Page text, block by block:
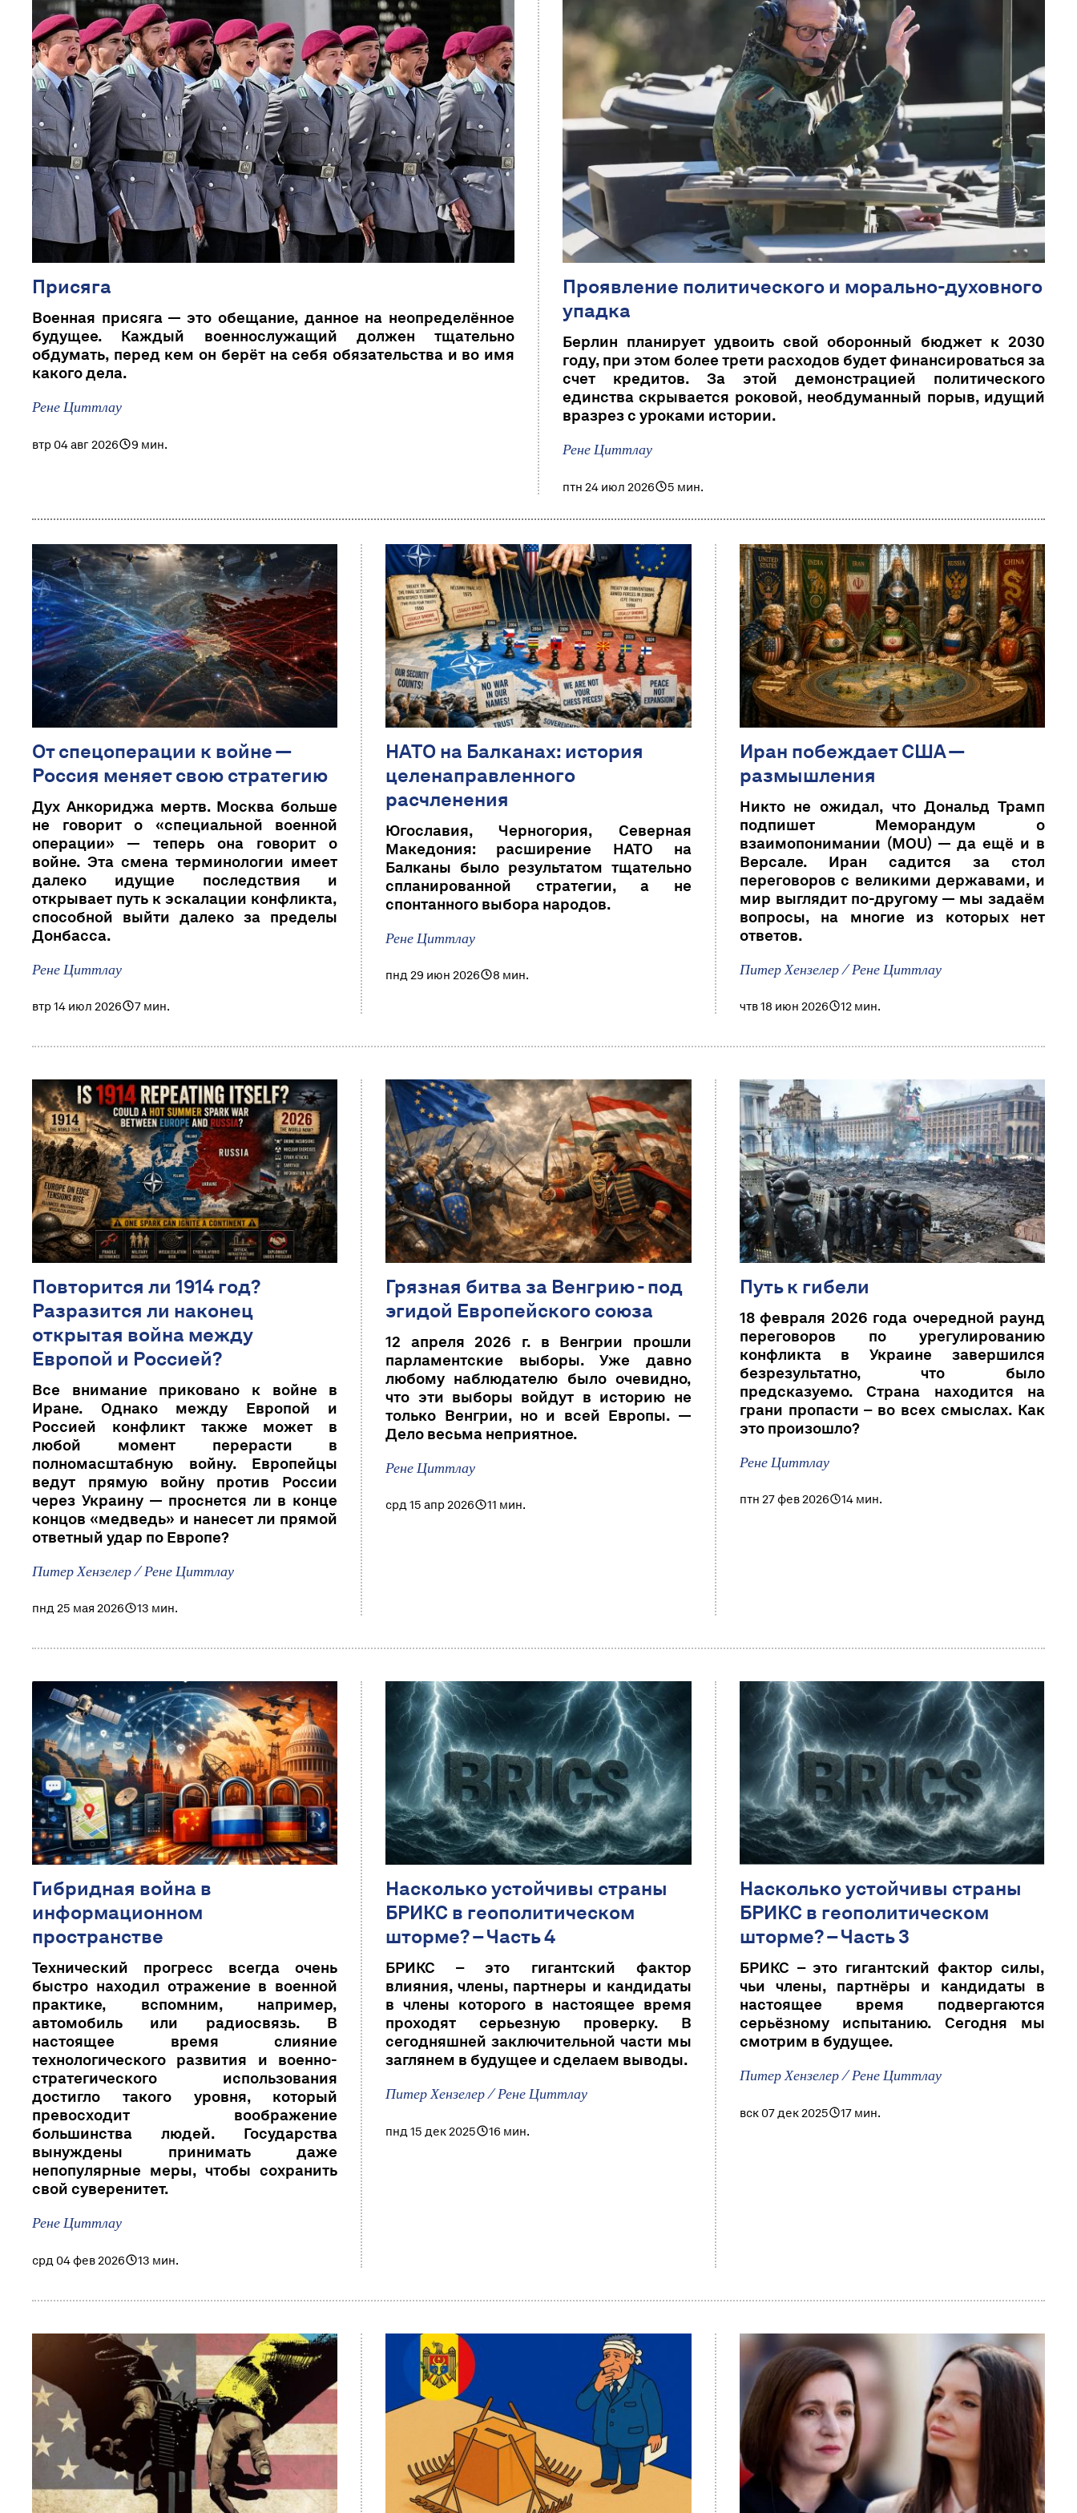
Присяга
Военная присяга — это обещание, данное на неопределённое
будущее. Каждый военнослужащий должен тщательно
обдумать, перед кем он берёт на себя обязательства и во имя
какого дела.
Рене Циттлау
втр 04 авг 2026 9 мин.
Проявление политического и морально-духовного
упадка
Берлин планирует удвоить свой оборонный бюджет к 2030
году, при этом более трети расходов будет финансироваться за
счет кредитов. За этой демонстрацией политического
единства скрывается роковой, необдуманный порыв, идущий
вразрез с уроками истории.
Рене Циттлау
птн 24 июл 2026 5 мин.
От спецоперации к войне —
Россия меняет свою стратегию
Дух Анкориджа мертв. Москва больше
не говорит о «специальной военной
операции» — теперь она говорит о
войне. Эта смена терминологии имеет
далеко идущие последствия и
открывает путь к эскалации конфликта,
способной выйти далеко за пределы
Донбасса.
Рене Циттлау
втр 14 июл 2026 7 мин.
НАТО на Балканах: история
целенаправленного
расчленения
Югославия, Черногория, Северная
Македония: расширение НАТО на
Балканы было результатом тщательно
спланированной стратегии, а не
спонтанного выбора народов.
Рене Циттлау
пнд 29 июн 2026 8 мин.
Иран побеждает США —
размышления
Никто не ожидал, что Дональд Трамп
подпишет Меморандум о
взаимопонимании (MOU) — да ещё и в
Версале. Иран садится за стол
переговоров с великими державами, и
мир выглядит по-другому — мы задаём
вопросы, на многие из которых нет
ответов.
Питер Хензелер / Рене Циттлау
чтв 18 июн 2026 12 мин.
Повторится ли 1914 год?
Разразится ли наконец
открытая война между
Европой и Россией?
Все внимание приковано к войне в
Иране. Однако между Европой и
Россией конфликт также может в
любой момент перерасти в
полномасштабную войну. Европейцы
ведут прямую войну против России
через Украину — проснется ли в конце
концов «медведь» и нанесет ли прямой
ответный удар по Европе?
Питер Хензелер / Рене Циттлау
пнд 25 мая 2026 13 мин.
Грязная битва за Венгрию - под
эгидой Европейского союза
12 апреля 2026 г. в Венгрии прошли
парламентские выборы. Уже давно
любому наблюдателю было очевидно,
что эти выборы войдут в историю не
только Венгрии, но и всей Европы. —
Дело весьма неприятное.
Рене Циттлау
срд 15 апр 2026 11 мин.
Путь к гибели
18 февраля 2026 года очередной раунд
переговоров по урегулированию
конфликта в Украине завершился
безрезультатно, что было
предсказуемо. Страна находится на
грани пропасти – во всех смыслах. Как
это произошло?
Рене Циттлау
птн 27 фев 2026 14 мин.
Гибридная война в
информационном
пространстве
Технический прогресс всегда очень
быстро находил отражение в военной
практике, вспомним, например,
автомобиль или радиосвязь. В
настоящее время слияние
технологического развития и военно-
стратегического использования
достигло такого уровня, который
превосходит воображение
большинства людей. Государства
вынуждены принимать даже
непопулярные меры, чтобы сохранить
свой суверенитет.
Рене Циттлау
срд 04 фев 2026 13 мин.
Насколько устойчивы страны
БРИКС в геополитическом
шторме? – Часть 4
БРИКС – это гигантский фактор
влияния, члены, партнеры и кандидаты
в члены которого в настоящее время
проходят серьезную проверку. В
сегодняшней заключительной части мы
заглянем в будущее и сделаем выводы.
Питер Хензелер / Рене Циттлау
пнд 15 дек 2025 16 мин.
Насколько устойчивы страны
БРИКС в геополитическом
шторме? – Часть 3
БРИКС – это гигантский фактор силы,
чьи члены, партнёры и кандидаты в
настоящее время подвергаются
серьёзному испытанию. Сегодня мы
смотрим в будущее.
Питер Хензелер / Рене Циттлау
вск 07 дек 2025 17 мин.